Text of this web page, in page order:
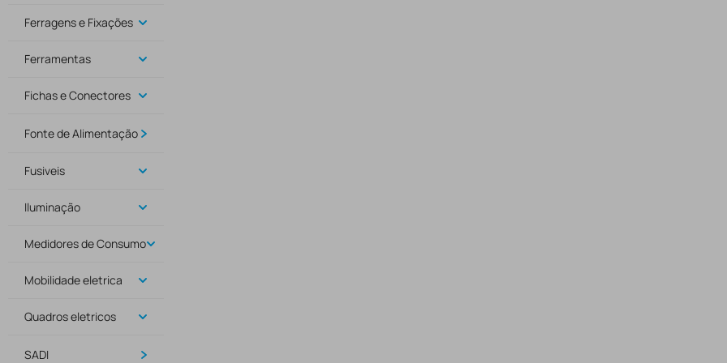
Ferragens e Fixações
Ferramentas
Fichas e Conectores
Fonte de Alimentação
Fusiveis
Iluminação
Medidores de Consumo
Mobilidade eletrica
Quadros eletricos
SADI